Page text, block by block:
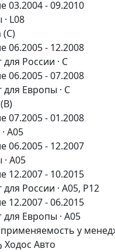
03.2004 - 09.2010
L08
06.2005 - 12.2008
России · C
06.2005 - 07.2008
для Европы · C
07.2005 - 01.2008
A05
06.2005 - 12.2007
A05
12.2007 - 10.2015
России · A05, P12
12.2007 - 06.2015
для Европы · A05
у
Ходос Авто